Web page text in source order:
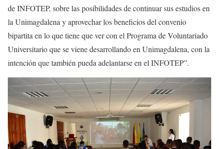
de INFOTEP, sobre las posibilidades de continuar sus estudios en
la Unimagdalena y aprovechar los beneficios del convenio
bipartita en lo que tiene que ver con el Programa de Voluntariado
Universitario que se viene desarrollando en Unimagdalena, con la
intención que también pueda adelantarse en el INFOTEP”.